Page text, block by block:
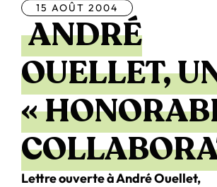
15 AOÛT 2004
ANDRÉ
OUELLET,
«
Lettre ouverte à André Ouellet,